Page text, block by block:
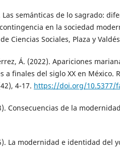
Las semánticas de lo sagrado:
en la sociedad
Ciencias Sociales, Plaza y
Á. (2022). Apariciones
a finales del siglo XX en México.
4-17. https://doi.org/10.5377/
Consecuencias de la
La modernidad e identidad del